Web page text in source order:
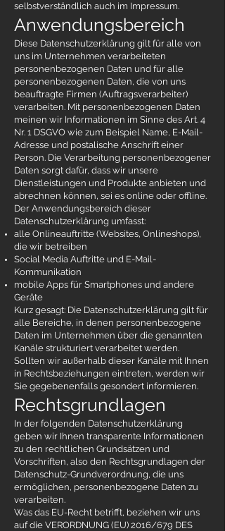
selbstverständlich auch im Impressum.
Anwendungsbereich
Diese Datenschutzerklärung gilt für alle von
uns im Unternehmen verarbeiteten
personenbezogenen Daten und für alle
personenbezogenen Daten, die von uns
beauftragte Firmen (Auftragsverarbeiter)
verarbeiten. Mit personenbezogenen Daten
meinen wir Informationen im Sinne des Art. 4
Nr. 1 DSGVO wie zum Beispiel Name, E-Mail-
Adresse und postalische Anschrift einer
Person. Die Verarbeitung personenbezogener
Daten sorgt dafür, dass wir unsere
Dienstleistungen und Produkte anbieten und
abrechnen können, sei es online oder offline.
Der Anwendungsbereich dieser
Datenschutzerklärung umfasst:
alle Onlineauftritte (Websites, Onlineshops),
die wir betreiben
Social Media Auftritte und E-Mail-
Kommunikation
mobile Apps für Smartphones und andere
Geräte
Kurz gesagt: Die Datenschutzerklärung gilt für
alle Bereiche, in denen personenbezogene
Daten im Unternehmen über die genannten
Kanäle strukturiert verarbeitet werden.
Sollten wir außerhalb dieser Kanäle mit Ihnen
in Rechtsbeziehungen eintreten, werden wir
Sie gegebenenfalls gesondert informieren.
Rechtsgrundlagen
In der folgenden Datenschutzerklärung
geben wir Ihnen transparente Informationen
zu den rechtlichen Grundsätzen und
Vorschriften, also den Rechtsgrundlagen der
Datenschutz-Grundverordnung, die uns
ermöglichen, personenbezogene Daten zu
verarbeiten.
Was das EU-Recht betrifft, beziehen wir uns
auf die VERORDNUNG (EU) 2016/679 DES